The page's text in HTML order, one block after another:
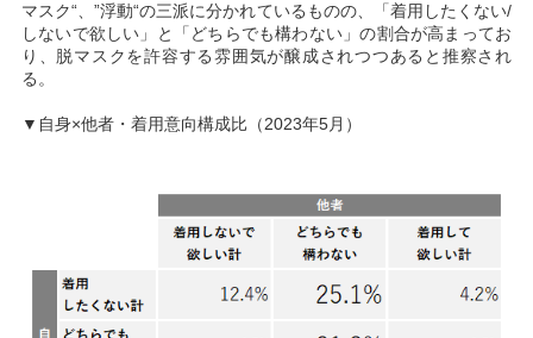
マスク“、”浮動“の三派に分かれているものの、「着用したくない/
しないで欲しい」と「どちらでも構わない」の割合が高まってお
り、脱マスクを許容する雰囲気が醸成されつつあると推察され
る。
▼自身×他者・着用意向構成比（2023年5月）